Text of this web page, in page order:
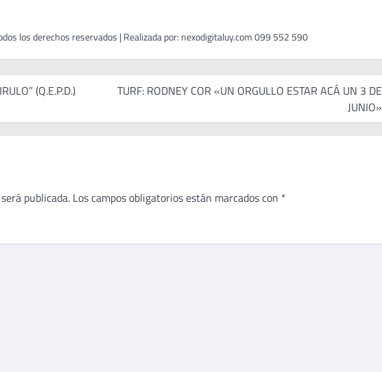
(Q.E.P.D.)
TURF: RODNEY COR «UN ORGULLO ESTAR ACÁ UN 3 DE
JUNIO»
publicada. Los campos obligatorios están marcados con *